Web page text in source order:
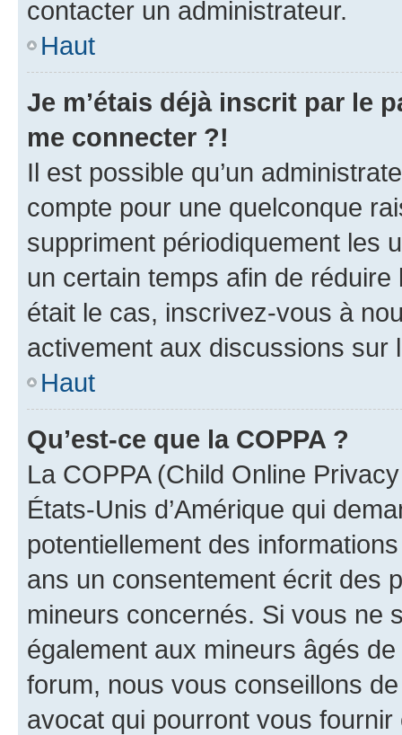
contacter un administrateur.
Haut
Je m’étais déjà inscrit par le
me connecter ?!
Il est possible qu’un
compte pour une quelconque
suppriment périodiquement les
un certain temps afin de
était le cas, inscrivez-vous à
activement aux discussions sur
Haut
Qu’est-ce que la COPPA ?
La COPPA (Child Online
États-Unis d’Amérique qui
potentiellement des
ans un consentement écrit des
mineurs concernés. Si vous ne
également aux mineurs âgés
forum, nous vous conseillons
avocat qui pourront vous